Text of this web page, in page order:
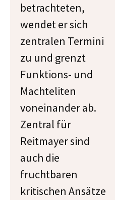
betrachteten,
wendet er sich
zentralen Termini
zu und grenzt
Funktions- und
Machteliten
voneinander ab.
Zentral für
Reitmayer sind
auch die
fruchtbaren
kritischen Ansätze